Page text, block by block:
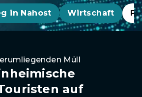
in Nahost Wirtschaft
Müll
auf